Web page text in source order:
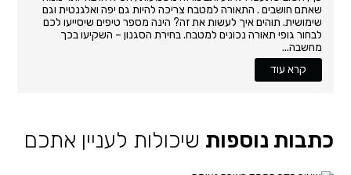
שאתם חושבים . התאורה למטבח צריכה להיות גם יפה ואלגנטית וגם
שימושית. תוהים איך לעשות את זה? הינה מספר טיפים שיסייעו לכם
לבחור גופי תאורה נכונים למטבח. בחירת הסגנון – השקיעו בכך
מחשבה...
קרא עוד
כתבות נוספות שיכולות לעניין אתכם